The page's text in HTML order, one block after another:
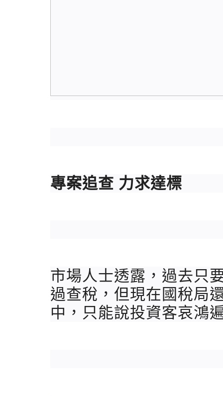
專案追查 力求達標
市場人士透露，過去只
過查稅，但現在國稅局
中，只能說投資客哀鴻